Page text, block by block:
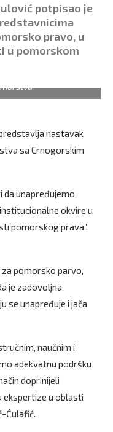
potpisao je
pravo, u
u pomorskom
nastavak
sa Crnogorskim
da unapređujemo
okvire u
pomorskog prava”,
pomorsko parvo,
je zadovoljna
se unapređuje i jača
naučnim i
adekvatnu podršku
doprinijeli
ekspertize u oblasti
Ćulafić.